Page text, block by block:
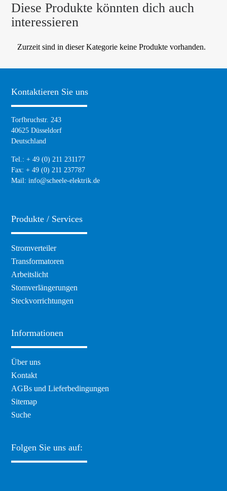
Diese Produkte könnten dich auch
interessieren
Zurzeit sind in dieser Kategorie keine Produkte vorhanden.
Kontaktieren Sie uns
Torfbruchstr. 243
40625 Düsseldorf
Deutschland
Tel.: + 49 (0) 211 231177
Fax: + 49 (0) 211 237787
Mail:info@scheele-elektrik.de
Produkte / Services
Navigation
überspringen
Stromverteiler
Transformatoren
Arbeitslicht
Stomverlängerungen
Steckvorrichtungen
Informationen
Navigation
überspringen
Über uns
Kontakt
AGBs und Lieferbedingungen
Sitemap
Suche
Folgen Sie uns auf: